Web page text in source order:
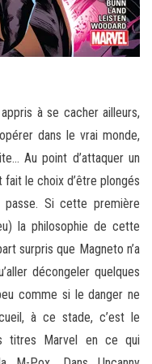
à se cacher ailleurs,
dans le vrai monde,
Au point d’attaquer un
le choix d’être plongés
passe. Si cette première
la philosophie de cette
surpris que Magneto n’a
décongeler quelques
comme si le danger ne
à ce stade, c’est le
titres Marvel en ce qui